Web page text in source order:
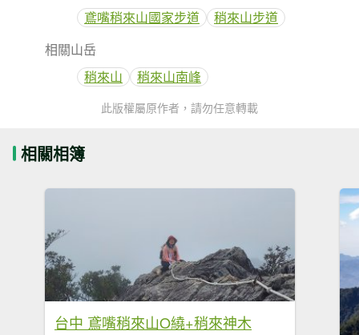
鳶嘴稍來山國家步道
稍來山步道
相關山岳
稍來山
稍來山南峰
此版權屬原作者，請勿任意轉載
相關相簿
台中 鳶嘴稍來山O繞+稍來神木